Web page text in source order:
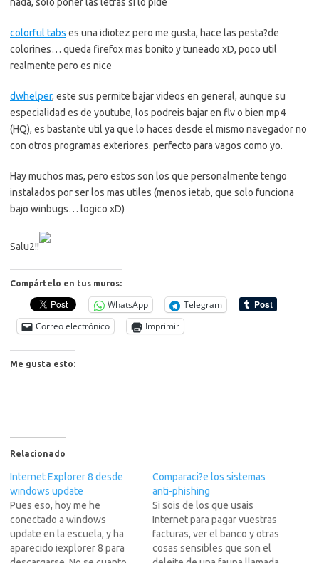
colorful tabs es una idiotez pero me gusta, hace las pesta?de
colorines… queda firefox mas bonito y tuneado xD, poco util
realmente pero es nice
dwhelper, este sus permite bajar videos en general, aunque su
especialidad es de youtube, los podreis bajar en flv o bien mp4
(HQ), es bastante util ya que lo haces desde el mismo navegador no
con otros programas exteriores. perfecto para vagos como yo.
Hay muchos mas, pero estos son los que personalmente tengo
instalados por ser los mas utiles (menos ietab, que solo funciona
bajo winbugs… logico xD)
Salu2!!
Compártelo en tus muros:
WhatsApp
Telegram
Correo electrónico
Imprimir
Me gusta esto:
Relacionado
Internet Explorer 8 desde
windows update
Pues eso, hoy me he
conectado a windows
update en la escuela, y ha
aparecido iexplorer 8 para
Comparaci?e los sistemas
anti-phishing
Si sois de los que usais
Internet para pagar vuestras
facturas, ver el banco y otras
cosas sensibles que son el